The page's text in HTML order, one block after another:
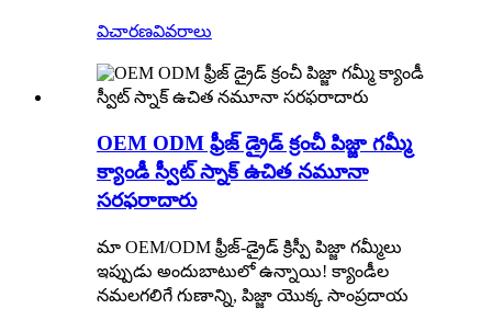
విచారణవివరాలు
OEM ODM ఫ్రీజ్ డ్రైడ్ క్రంచీ పిజ్జా గమ్మీ
క్యాండీ స్వీట్ స్నాక్ ఉచిత నమూనా
సరఫరాదారు
మా OEM/ODM ఫ్రీజ్-డ్రైడ్ క్రిస్పీ పిజ్జా గమ్మీలు
ఇప్పుడు అందుబాటులో ఉన్నాయి! క్యాండీల
నమలగలిగే గుణాన్ని, పిజ్జా యొక్క సాంప్రదాయ